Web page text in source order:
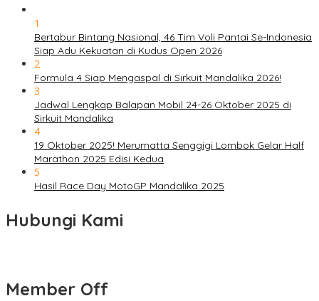
1
Bertabur Bintang Nasional, 46 Tim Voli Pantai Se-Indonesia
Siap Adu Kekuatan di Kudus Open 2026
2
Formula 4 Siap Mengaspal di Sirkuit Mandalika 2026!
3
Jadwal Lengkap Balapan Mobil 24-26 Oktober 2025 di
Sirkuit Mandalika
4
19 Oktober 2025! Merumatta Senggigi Lombok Gelar Half
Marathon 2025 Edisi Kedua
5
Hasil Race Day MotoGP Mandalika 2025
Hubungi Kami
Member Off